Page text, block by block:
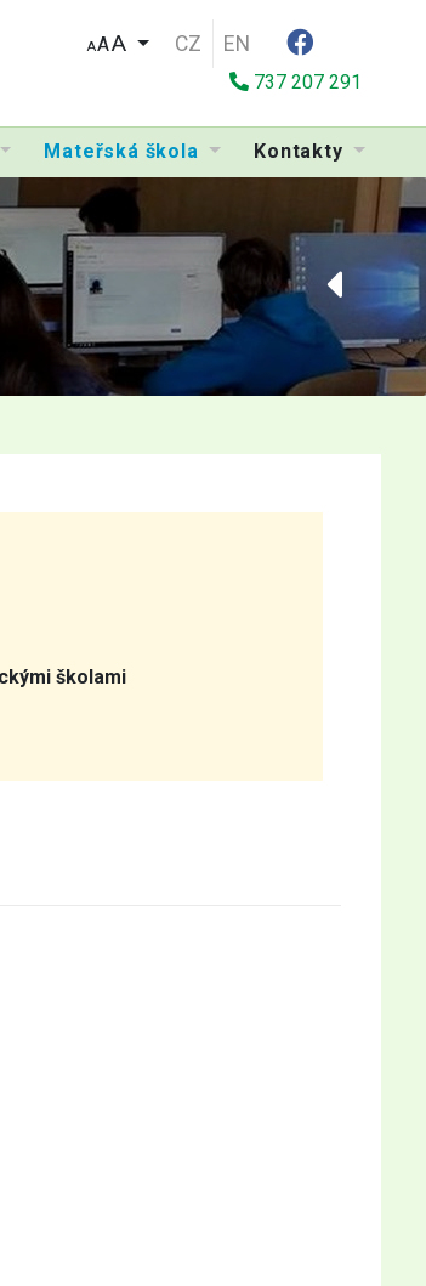
AA CZ EN
737 207 291
Mateřská škola Kontakty
školami